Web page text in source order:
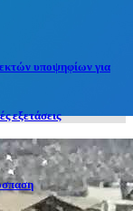
υποψηφίων για
εξετάσεις